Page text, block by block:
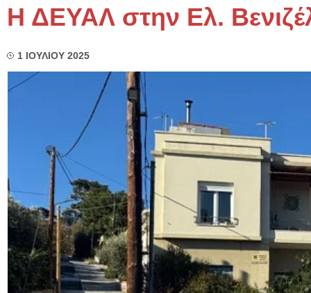
Η ΔΕΥΑΛ στην Ελ.
1 ΙΟΥΛΙΟΥ 2025